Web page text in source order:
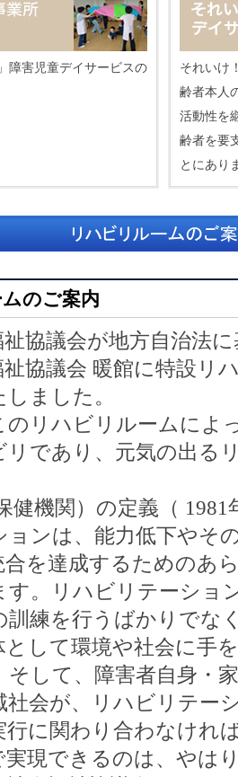
障害児童デイサービスの
それいけ
齢者本人
活動性を
齢者を要
とにあり
のご案内
祉協議会が地方自治法
祉協議会 暖館に特設リ
ました。
のリハビリルームによ
リであり、元気の出る
健機関）の定義（
ョンは、能力低下やそ
合を達成するためのあ
。リハビリテーショ
訓練を行うばかりでな
として環境や社会に手
そして、障害者自身・
社会が、リハビリテー
行に関わり合わなけれ
実現できるのは、やは